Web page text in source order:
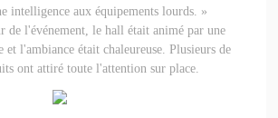
intelligence aux équipements lourds. »
de l'événement, le hall était animé par une
et l'ambiance était chaleureuse. Plusieurs de
ont attiré toute l'attention sur place.